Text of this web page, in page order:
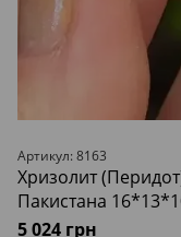
Артикул: 8163
Хризолит
Пакистана
5 024 грн